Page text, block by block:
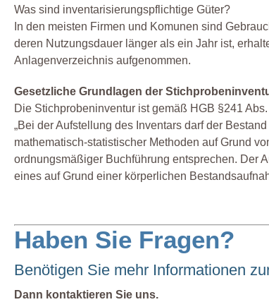
Was sind inventarisierungspflichtige Güter?
In den meisten Firmen und Komunen sind
deren Nutzungsdauer länger als ein Jahr ist,
Anlagenverzeichnis aufgenommen.
Gesetzliche Grundlagen der
Die Stichprobeninventur ist gemäß HGB §241
„Bei der Aufstellung des Inventars darf der
mathematisch-statistischer Methoden auf Grund
ordnungsmäßiger Buchführung entsprechen. Der
eines auf Grund einer körperlichen
Haben Sie Fragen?
Benötigen Sie mehr Informationen
Dann kontaktieren Sie uns.